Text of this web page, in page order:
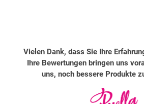
Vielen Dank, dass Sie Ihre
Ihre Bewertungen bringen uns
uns, noch bessere Produkte